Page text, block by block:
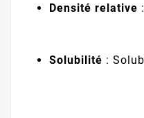
Densité relative
Solubilité :